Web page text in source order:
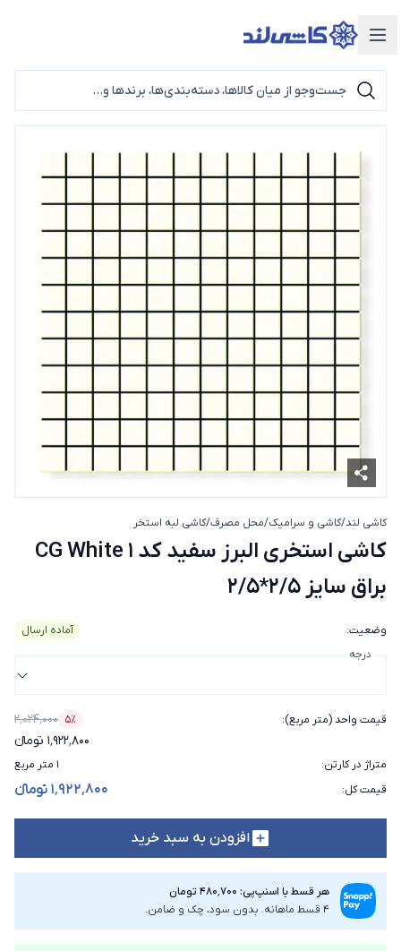
دسته‌بندی محصولات
کاشی لند/کاشی و سرامیک/محل مصرف/کاشی لبه استخر
کاشی استخری البرز سفید کد CG White 1 براق سایز 2/5*2/5
کاشی استخری البرز سفید کد CG White 1
براق سایز 2/5*2/5
وضعیت:
آماده ارسال
درجه
قیمت واحد (متر مربع): ۵٪
درصد تخفیف
۲٬۰۲۴٬۰۰۰
۱٬۹۲۲٬۸۰۰ تومانء
متراژ در کارتن:
۱ متر مربع
قیمت کل: ۱٬۹۲۲٬۸۰۰ تومانء
افزودن به سبد خرید
هر قسط با اسنپ‌پی: ۴۸۰٬۷۰۰ تومان
4 قسط ماهانه. بدون سود، چک و ضامن.